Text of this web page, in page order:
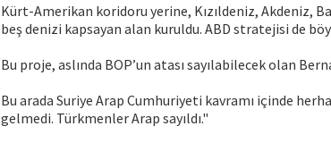
Kürt-Amerikan koridoru yerine, Kızıldeniz, Akdeniz,
beş denizi kapsayan alan kuruldu. ABD stratejisi de
Bu proje, aslında BOP’un atası sayılabilecek olan
Bu arada Suriye Arap Cumhuriyeti kavramı içinde
gelmedi. Türkmenler Arap sayıldı."